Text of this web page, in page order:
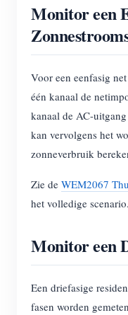
Monitor een
Voor een eenfasig
één kanaal de
kanaal de AC-
kan vervolgens het
zonneverbruik
Zie de WEM2067
het volledige scenario.
Monitor een
Een driefasige
fasen worden